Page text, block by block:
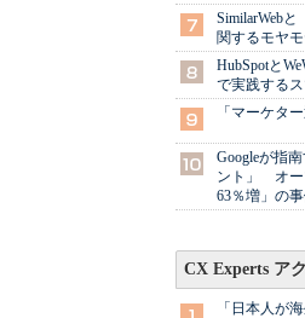
SimilarWeb
関するモヤ
HubSpotと
で実践する
「マーケタ
Googleが指
ント」 オー
63％増」の
CX Experts ア
「日本人が